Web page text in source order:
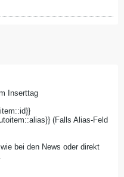
Inserttag
(Falls Alias-Feld
bei den News oder direkt